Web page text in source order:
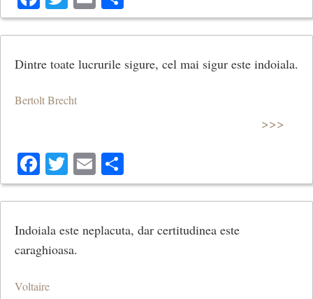
Dintre toate lucrurile sigure, cel mai sigur este indoiala.
Bertolt Brecht
>>>
Facebook
Twitter
Email
Indoiala este neplacuta, dar certitudinea este
caraghioasa.
Voltaire